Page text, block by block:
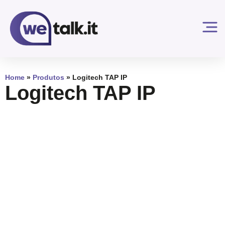
Home » Produtos » Logitech TAP IP
Logitech TAP IP